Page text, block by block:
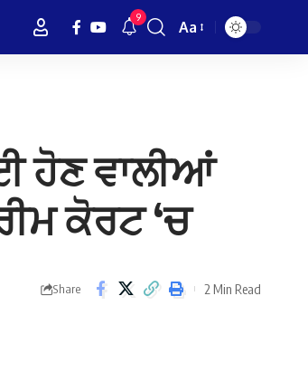
9
Font
Aa
ਹੋਣ ਵਾਲੀਆਂ
ਕੋਰਟ ‘ਚ
Share 2 Min Read